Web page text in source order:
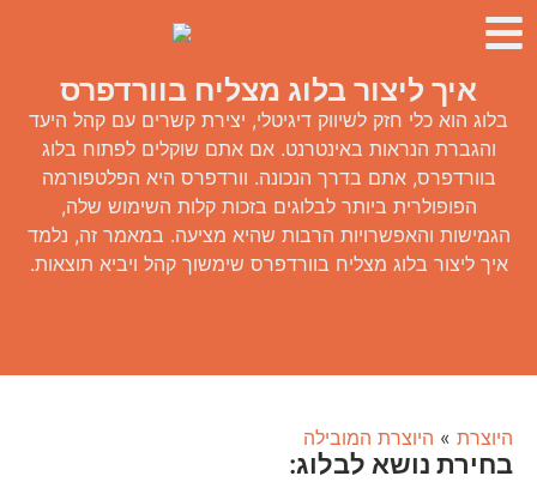
איך ליצור בלוג מצליח בוורדפרס
בלוג הוא כלי חזק לשיווק דיגיטלי, יצירת קשרים עם קהל היעד
והגברת הנראות באינטרנט. אם אתם שוקלים לפתוח בלוג
בוורדפרס, אתם בדרך הנכונה. וורדפרס היא הפלטפורמה
הפופולרית ביותר לבלוגים בזכות קלות השימוש שלה,
הגמישות והאפשרויות הרבות שהיא מציעה. במאמר זה, נלמד
איך ליצור בלוג מצליח בוורדפרס שימשוך קהל ויביא תוצאות.
היוצרת » היוצרת המובילה
בחירת נושא לבלוג: